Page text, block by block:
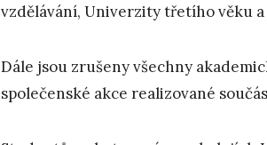
vzdělávání, Univerzity třetího věku
Dále jsou zrušeny všechny
společenské akce realizované